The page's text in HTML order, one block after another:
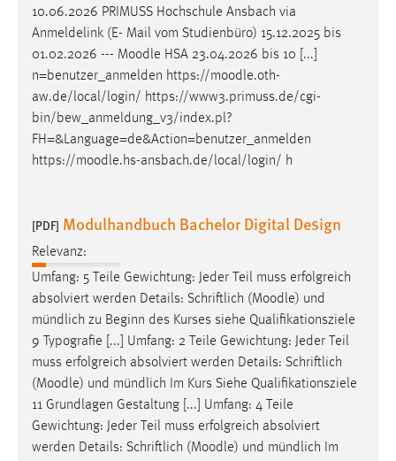
10.06.2026 PRIMUSS Hochschule Ansbach via
Anmeldelink (E- Mail vom Studienbüro) 15.12.2025 bis
01.02.2026 --- Moodle HSA 23.04.2026 bis 10 [...]
n=benutzer_anmelden https://moodle.oth-
aw.de/local/login/ https://www3.primuss.de/cgi-
bin/bew_anmeldung_v3/index.pl?
FH=&Language=de&Action=benutzer_anmelden
https://moodle.hs-ansbach.de/local/login/ h
[PDF] Modulhandbuch Bachelor Digital Design
Relevanz:
Umfang: 5 Teile Gewichtung: Jeder Teil muss erfolgreich
absolviert werden Details: Schriftlich (Moodle) und
mündlich zu Beginn des Kurses siehe Qualifikationsziele
9 Typografie [...] Umfang: 2 Teile Gewichtung: Jeder Teil
muss erfolgreich absolviert werden Details: Schriftlich
(Moodle) und mündlich Im Kurs Siehe Qualifikationsziele
11 Grundlagen Gestaltung [...] Umfang: 4 Teile
Gewichtung: Jeder Teil muss erfolgreich absolviert
werden Details: Schriftlich (Moodle) und mündlich Im
EXTERNE MEDIEN
Um Inhalte von Videoplattformen und Social Media
Plattformen anzeigen zu können, werden von diesen
externen Medien Cookies gesetzt.
YouTube